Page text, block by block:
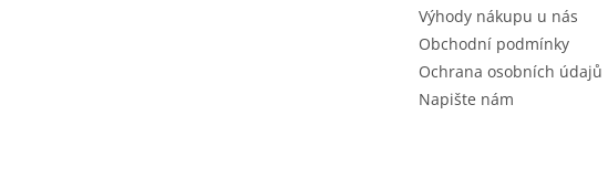
Výhody nákupu u nás
Obchodní podmínky
Ochrana osobních údajů
Napište nám